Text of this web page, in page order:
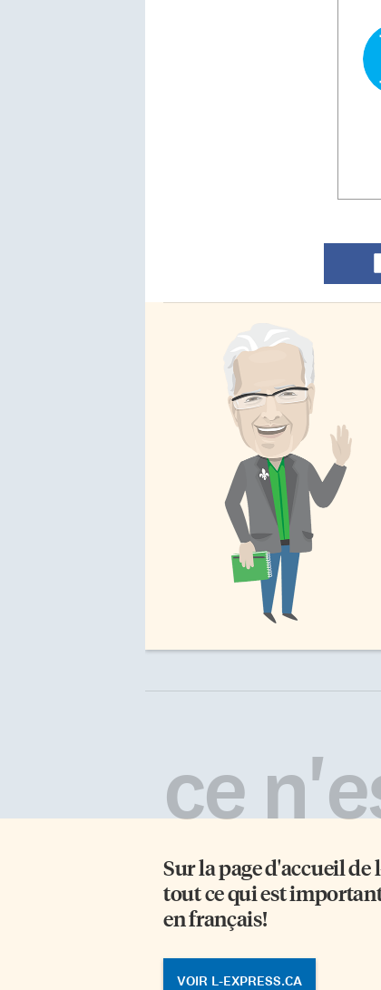
ce
Sur la page d'accueil de
tout ce qui est
en français!
VOIR L-EXPRESS.CA